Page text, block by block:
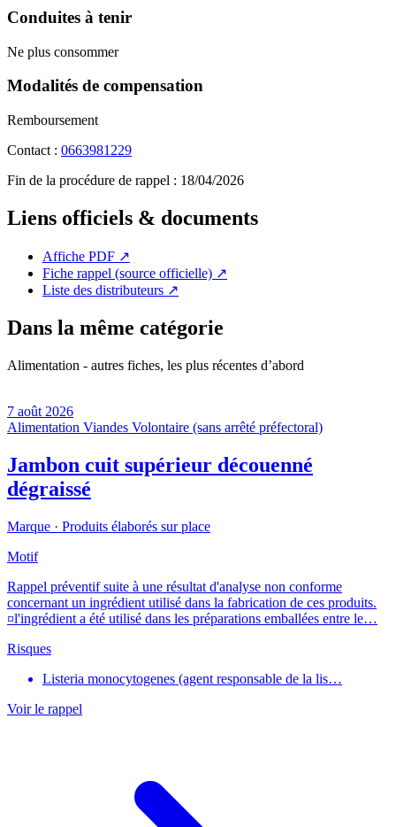
Conduites à tenir
Ne plus consommer
Modalités de compensation
Remboursement
Contact : 0663981229
Fin de la procédure de rappel : 18/04/2026
Liens officiels & documents
Affiche PDF ↗
Fiche rappel (source officielle) ↗
Liste des distributeurs ↗
Dans la même catégorie
Alimentation - autres fiches, les plus récentes d’abord
7 août 2026
Alimentation Viandes Volontaire (sans arrêté préfectoral)
Jambon cuit supérieur découenné
dégraissé
Marque · Produits élaborés sur place
Motif
Rappel préventif suite à une résultat d'analyse non conforme
concernant un ingrédient utilisé dans la fabrication de ces produits.
¤l'ingrédient a été utilisé dans les préparations emballées entre le…
Risques
Listeria monocytogenes (agent responsable de la lis…
Voir le rappel